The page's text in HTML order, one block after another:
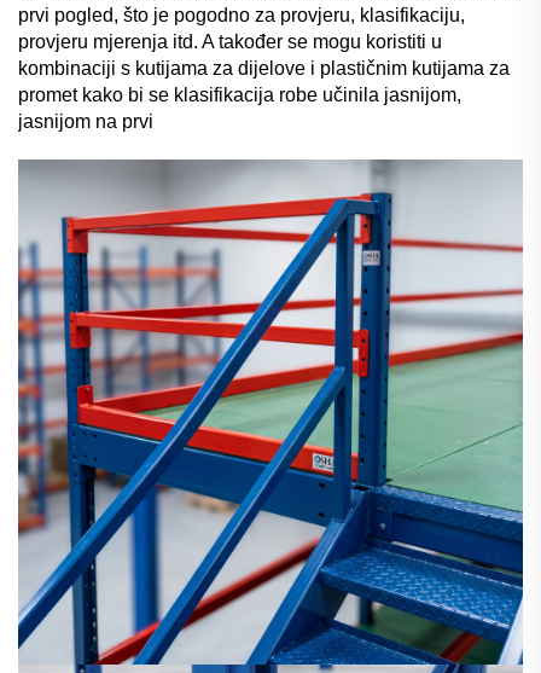
prvi pogled, što je pogodno za provjeru, klasifikaciju,
provjeru mjerenja itd. A također se mogu koristiti u
kombinaciji s kutijama za dijelove i plastičnim kutijama za
promet kako bi se klasifikacija robe učinila jasnijom,
jasnijom na prvi